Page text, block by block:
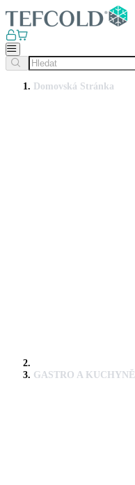
Domovská Stránka
GASTRO A KUCHYNĚ